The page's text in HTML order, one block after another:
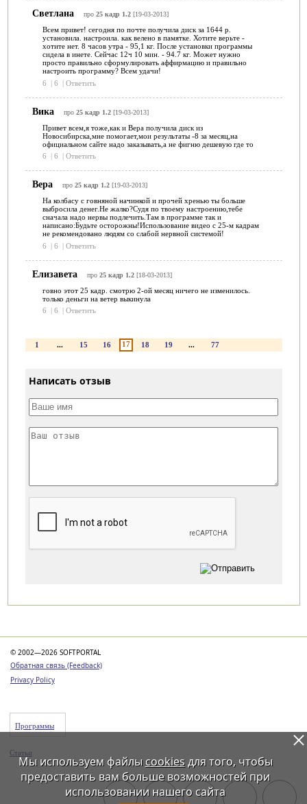
Светлана про 25 кадр 1.2[19-03-2013]
Всем привет! сегодня по почте получила диск за 1644 р.
установила. настроила. как велено в памятке. Хотите верьте -
хотите нет. 8 часов утра - 95,1 кг. После установки программы
сидела в инете. Сейчас 12ч 10 мин. - 94.7 кг. Может нужно
просто правильно сформулировать аффирмацию и правильно
настроить программу? Всем удачи!
6
| 6 | Ответить
Вика про 25 кадр 1.2[19-03-2013]
Привет всем,я тоже,как и Вера получила диск из
Новосибирска,мне помогает,мои результаты -8 за месяц,на
официальном сайте надо заказывать,а не фигню дешевую где то
6
| 6 | Ответить
Вера про 25 кадр 1.2[19-03-2013]
На колбасу с говняной начинкой и прочей хренью ты больше
выбросила денег.Не жалко?Судя по твоему настроению,тебе
сначала надо нервы подлечить.Там в программе так и
написано:Будьте осторожны!Использование видео с 25-м кадрам
не рекомендовано людям со слабой нервной системой!
6
| 6 | Ответить
Елизавета про 25 кадр 1.2[18-03-2013]
говно этот 25 кадр. смотрю 2-ой месяц ничего не изменилось.
только деньги на ветер выкинула
6
| 6 | Ответить
1 ... 15 16 17 18 19 ... 77
Написать отзыв
© 2002—2026 SOFTPORTAL
Обратная связь (Feedback)
Privacy Policy
Программы
Статьи
Мы используем файлы cookiesдля того, чтобы
предоставить вам больше возможностей при
использовании нашего сайта